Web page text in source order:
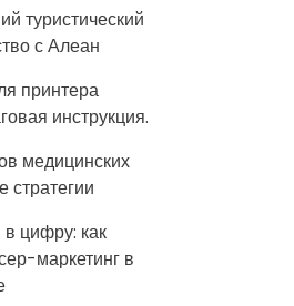
туристический
с Алеан
принтера
инструкция.
медицинских
стратегии
цифру: как
маркетинг в